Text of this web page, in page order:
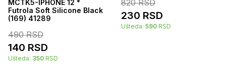
MCTK5-IPHONE 12 *
Futrola Soft Silicone Black
(169) 41289
490RSD
140 RSD
Ušteda: 350 RSD
820RSD
230 RSD
Ušteda: 590 RSD